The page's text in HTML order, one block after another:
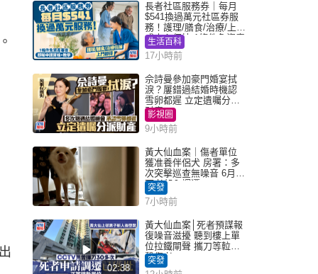
長者社區服務券｜每月
$541換過萬元社區券服
務！護理/膳食/治療/上門
或中心任揀 1條件免資產
審查（附申請資格及教
學）
生活百科
17小時前
佘詩曼參加豪門婚宴拭
淚？屢錯過結婚時機認
雪卵都遲 立定遺囑分派
財產
影視圈
9小時前
黃大仙血案｜傷者單位
獲准養伴侶犬 房署：多
次突擊巡查無噪音 6月批
死者邨內調遷
突發
7小時前
02:38
黃大仙血案│死者預謀報
復噪音滋擾 聽到樓上單
位拉鐵閘聲 攜刀等𨋢伏
擊傷者
突發